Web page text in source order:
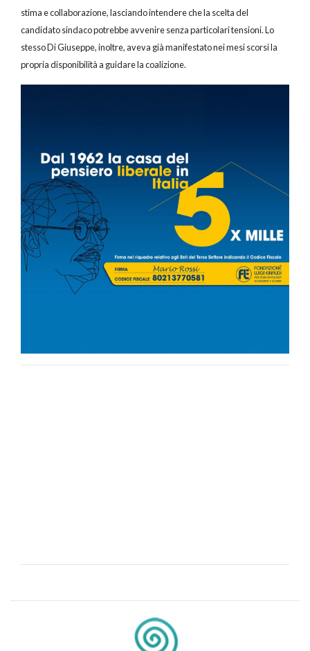
stima e collaborazione, lasciando intendere che la scelta del
candidato sindaco potrebbe avvenire senza particolari tensioni. Lo
stesso Di Giuseppe, inoltre, aveva già manifestato nei mesi scorsi la
propria disponibilità a guidare la coalizione.